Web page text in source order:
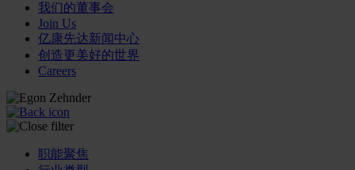
我们的董事会
Join Us
亿康先达新闻中心
创造更美好的世界
Careers
职能聚焦